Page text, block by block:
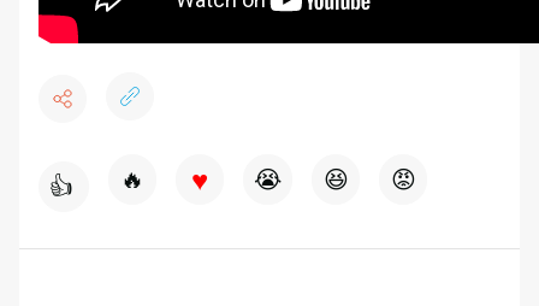
👍 🔥 ♥ 😭 😆 😡